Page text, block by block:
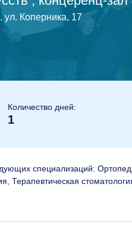
.ул. Коперника, 17
Количество дней:
1
специализаций:
Терапевтическая